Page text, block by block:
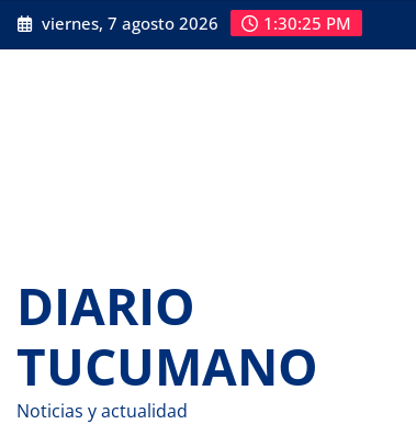
Saltar viernes, 7 agosto 2026 1:30:26 PM
DIARIO
TUCUMANO
Noticias y actualidad